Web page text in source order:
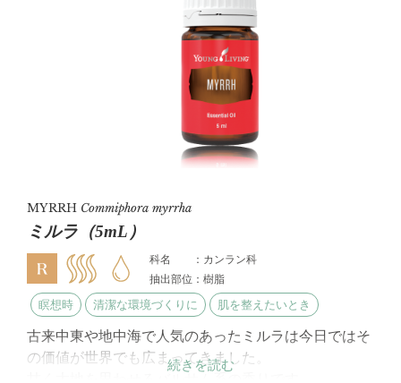
MYRRH Commiphora myrrha
ミルラ（5mL）
科名 ：カンラン科
抽出部位：樹脂
瞑想時 清潔な環境づくりに 肌を整えたいとき
古来中東や地中海で人気のあったミルラは今日ではそ
の価値が世界でも広まってきました。